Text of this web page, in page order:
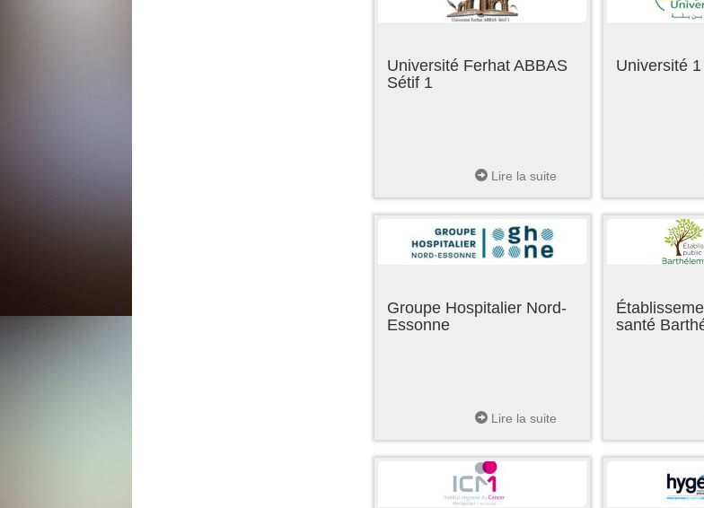
Université Ferhat ABBAS
Sétif 1
Lire la suite
Université
Groupe Hospitalier Nord-
Essonne
Lire la suite
santé